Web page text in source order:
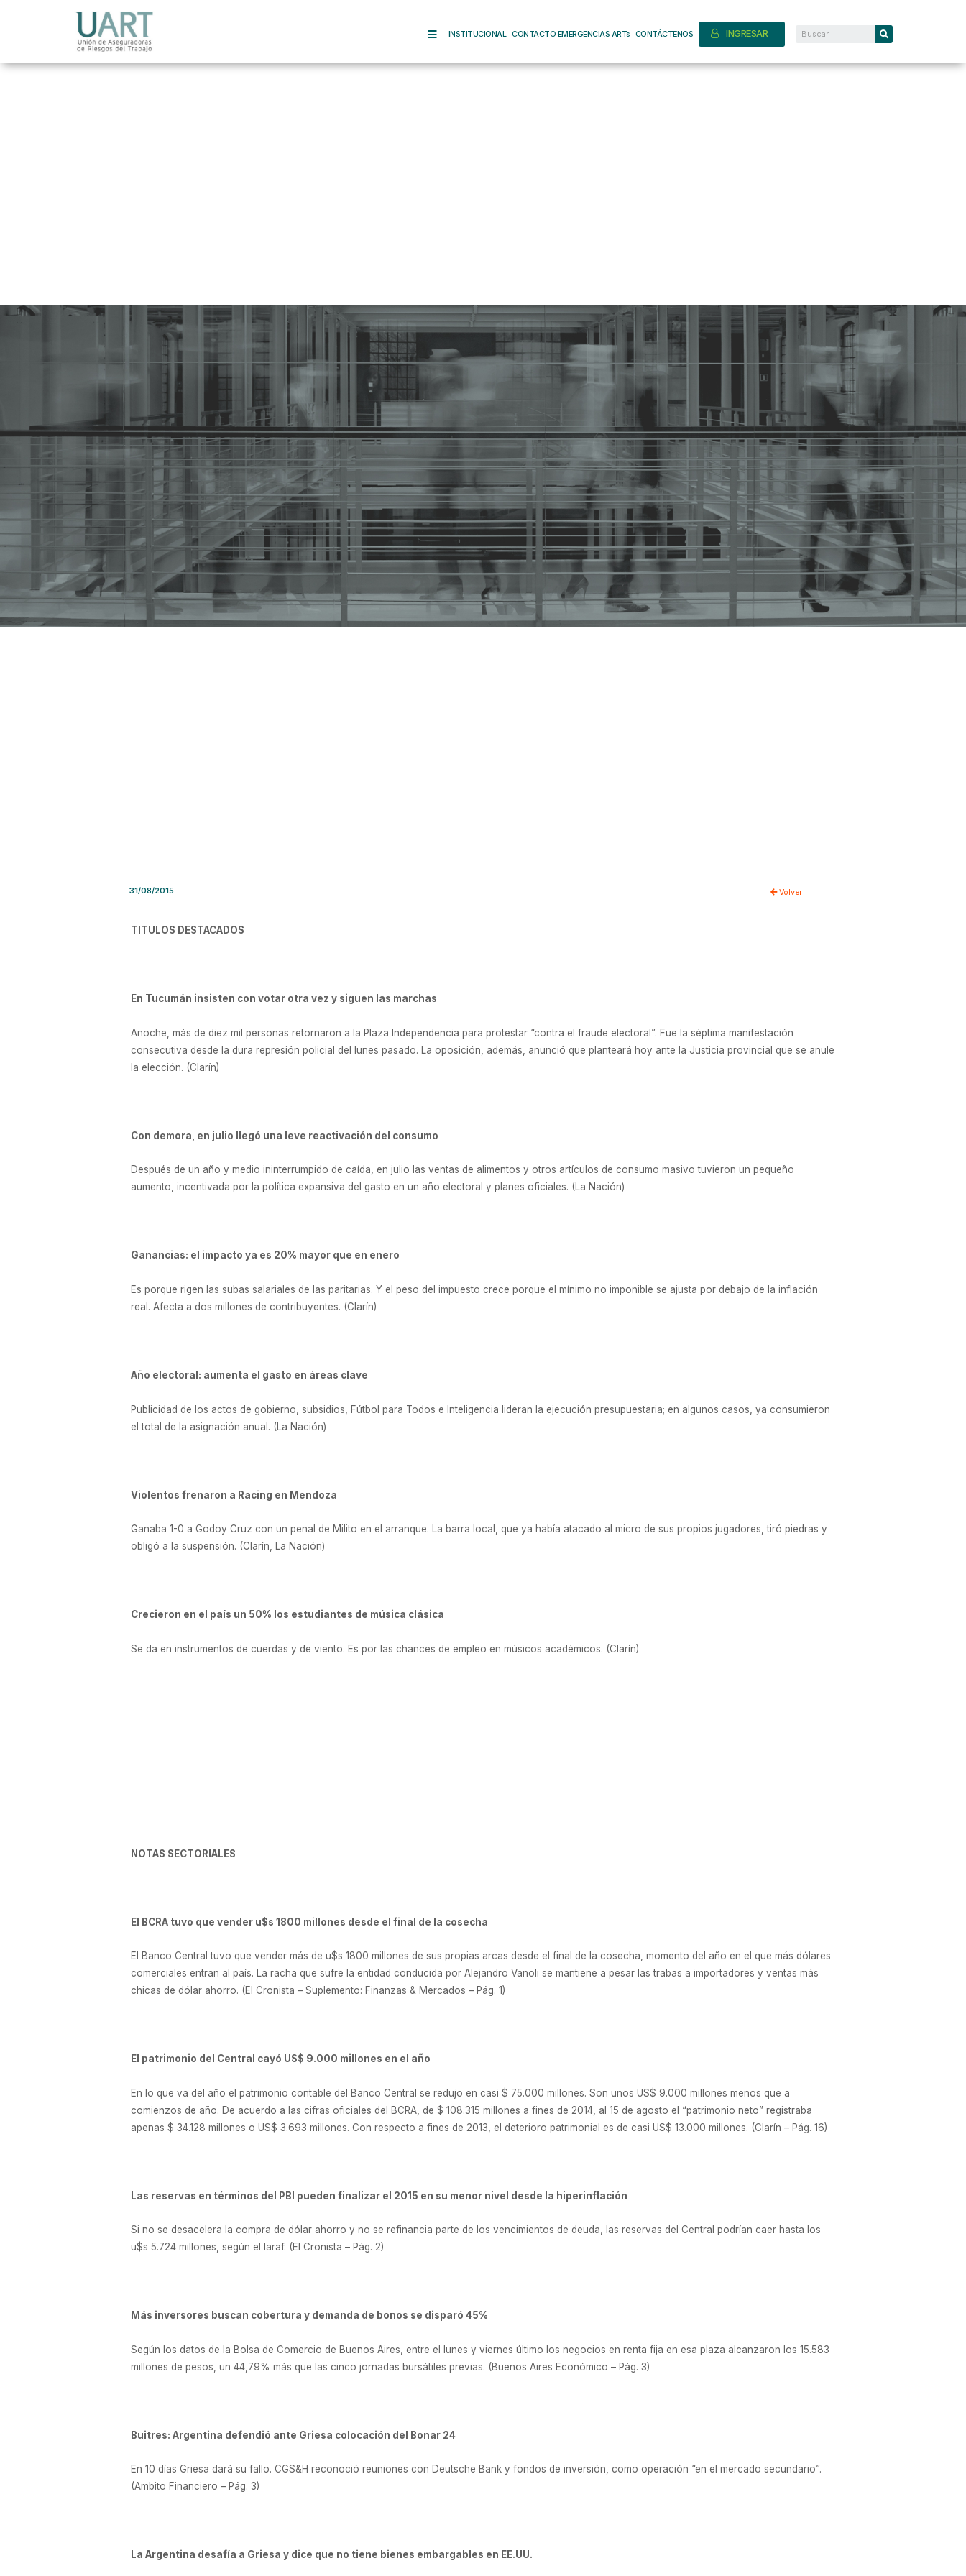
INSTITUCIONAL CONTACTO EMERGENCIAS ARTs CONTÁCTENOS INGRESAR
31/08/2015 Volver
TITULOS DESTACADOS
En Tucumán insisten con votar otra vez y siguen las marchas
Anoche, más de diez mil personas retornaron a la Plaza Independencia para protestar “contra el fraude electoral”. Fue la séptima manifestación
consecutiva desde la dura represión policial del lunes pasado. La oposición, además, anunció que planteará hoy ante la Justicia provincial que se anule
la elección. (Clarín)
Con demora, en julio llegó una leve reactivación del consumo
Después de un año y medio ininterrumpido de caída, en julio las ventas de alimentos y otros artículos de consumo masivo tuvieron un pequeño
aumento, incentivada por la política expansiva del gasto en un año electoral y planes oficiales. (La Nación)
Ganancias: el impacto ya es 20% mayor que en enero
Es porque rigen las subas salariales de las paritarias. Y el peso del impuesto crece porque el mínimo no imponible se ajusta por debajo de la inflación
real. Afecta a dos millones de contribuyentes. (Clarín)
Año electoral: aumenta el gasto en áreas clave
Publicidad de los actos de gobierno, subsidios, Fútbol para Todos e Inteligencia lideran la ejecución presupuestaria; en algunos casos, ya consumieron
el total de la asignación anual. (La Nación)
Violentos frenaron a Racing en Mendoza
Ganaba 1-0 a Godoy Cruz con un penal de Milito en el arranque. La barra local, que ya había atacado al micro de sus propios jugadores, tiró piedras y
obligó a la suspensión. (Clarín, La Nación)
Crecieron en el país un 50% los estudiantes de música clásica
Se da en instrumentos de cuerdas y de viento. Es por las chances de empleo en músicos académicos. (Clarín)
NOTAS SECTORIALES
El BCRA tuvo que vender u$s 1800 millones desde el final de la cosecha
El Banco Central tuvo que vender más de u$s 1800 millones de sus propias arcas desde el final de la cosecha, momento del año en el que más dólares
comerciales entran al país. La racha que sufre la entidad conducida por Alejandro Vanoli se mantiene a pesar las trabas a importadores y ventas más
chicas de dólar ahorro. (El Cronista – Suplemento: Finanzas & Mercados – Pág. 1)
El patrimonio del Central cayó US$ 9.000 millones en el año
En lo que va del año el patrimonio contable del Banco Central se redujo en casi $ 75.000 millones. Son unos US$ 9.000 millones menos que a
comienzos de año. De acuerdo a las cifras oficiales del BCRA, de $ 108.315 millones a fines de 2014, al 15 de agosto el “patrimonio neto” registraba
apenas $ 34.128 millones o US$ 3.693 millones. Con respecto a fines de 2013, el deterioro patrimonial es de casi US$ 13.000 millones. (Clarín – Pág. 16)
Las reservas en términos del PBI pueden finalizar el 2015 en su menor nivel desde la hiperinflación
Si no se desacelera la compra de dólar ahorro y no se refinancia parte de los vencimientos de deuda, las reservas del Central podrían caer hasta los
u$s 5.724 millones, según el Iaraf. (El Cronista – Pág. 2)
Más inversores buscan cobertura y demanda de bonos se disparó 45%
Según los datos de la Bolsa de Comercio de Buenos Aires, entre el lunes y viernes último los negocios en renta fija en esa plaza alcanzaron los 15.583
millones de pesos, un 44,79% más que las cinco jornadas bursátiles previas. (Buenos Aires Económico – Pág. 3)
Buitres: Argentina defendió ante Griesa colocación del Bonar 24
En 10 días Griesa dará su fallo. CGS&H reconoció reuniones con Deutsche Bank y fondos de inversión, como operación “en el mercado secundario”.
(Ambito Financiero – Pág. 3)
La Argentina desafía a Griesa y dice que no tiene bienes embargables en EE.UU.